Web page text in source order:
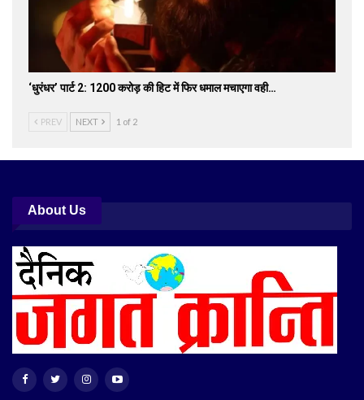
‘धुरंधर’ पार्ट 2: 1200 करोड़ की हिट में फिर धमाल मचाएगा वही…
PREV NEXT 1 of 2
About Us